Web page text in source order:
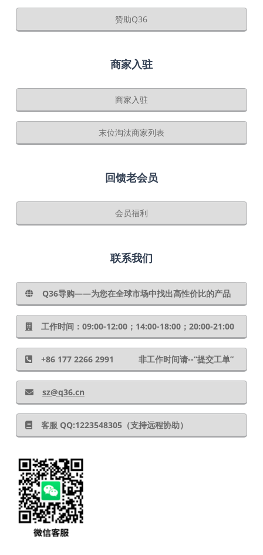
赞助Q36
商家入驻
商家入驻
末位淘汰商家列表
回馈老会员
会员福利
联系我们
Q36导购——为您在全球市场中找出高性价比的产品
工作时间：09:00-12:00；14:00-18:00；20:00-21:00
+86 177 2266 2991 非工作时间请--“提交工单”
sz@q36.cn
客服 QQ:1223548305（支持远程协助）